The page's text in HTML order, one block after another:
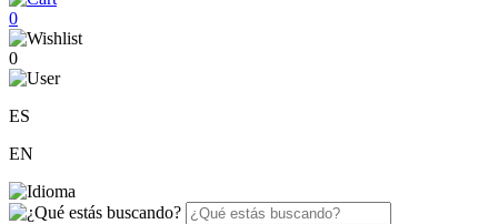
0
0
ES
EN